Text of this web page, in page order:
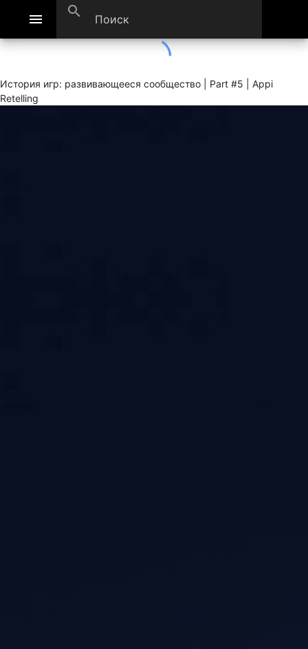
menu search
История игр: развивающееся сообщество | Part #5 | Appi
Retelling